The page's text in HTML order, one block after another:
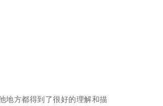
地方都得到了很好的理解和描